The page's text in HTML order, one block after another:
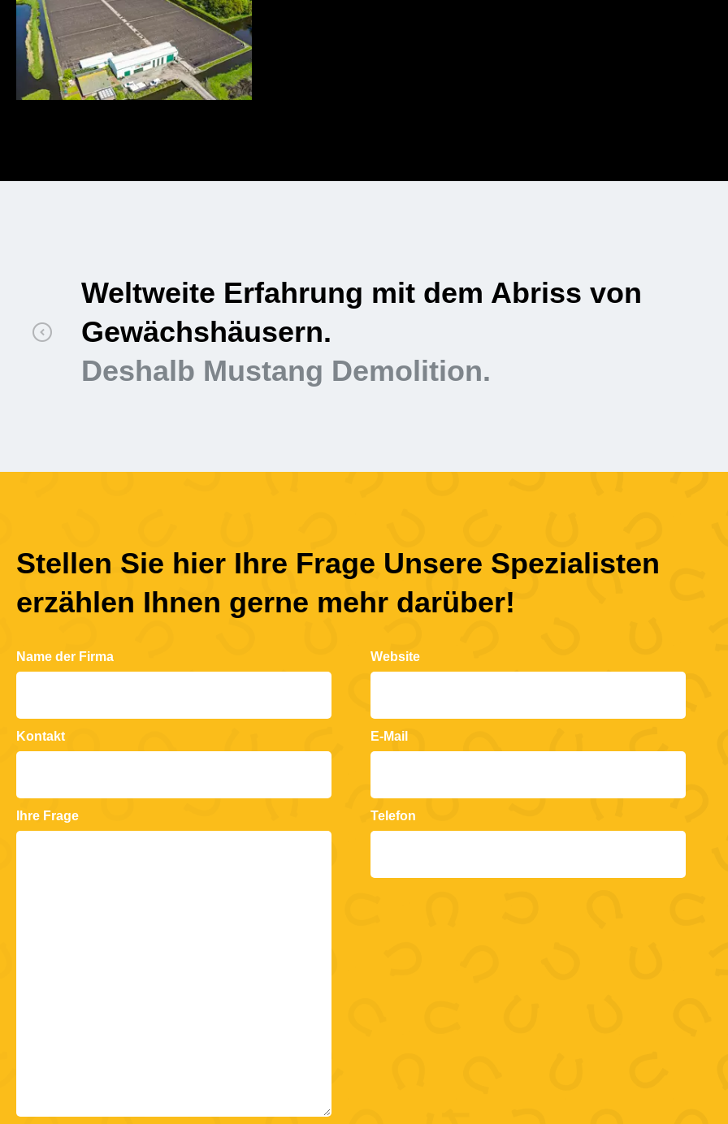
Professionell, sicher und effizient.
Deshalb Mustang Demolition.
Stellen Sie hier Ihre Frage Unsere Spezialisten
erzählen Ihnen gerne mehr darüber!
Name der Firma
Kontakt
Ihre Frage
Website
E-Mail
Telefon